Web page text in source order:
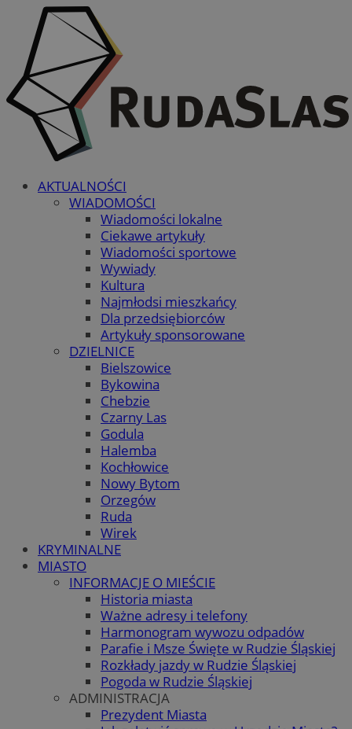
AKTUALNOŚCI
WIADOMOŚCI
Wiadomości lokalne
Ciekawe artykuły
Wiadomości sportowe
Wywiady
Kultura
Najmłodsi mieszkańcy
Dla przedsiębiorców
Artykuły sponsorowane
DZIELNICE
Bielszowice
Bykowina
Chebzie
Czarny Las
Godula
Halemba
Kochłowice
Nowy Bytom
Orzegów
Ruda
Wirek
KRYMINALNE
MIASTO
INFORMACJE O MIEŚCIE
Historia miasta
Ważne adresy i telefony
Harmonogram wywozu odpadów
Parafie i Msze Święte w Rudzie Śląskiej
Rozkłady jazdy w Rudzie Śląskiej
Pogoda w Rudzie Śląskiej
ADMINISTRACJA
Prezydent Miasta